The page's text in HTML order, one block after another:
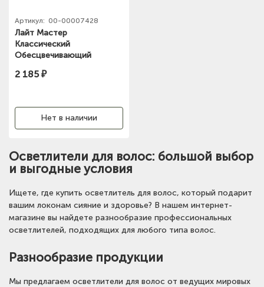
Артикул: 00-00007428
Лайт Мастер
Классический
Обесцвечивающий
500г Matrix
2 185 ₽
Нет в наличии
Осветлители для волос: большой выбор
и выгодные условия
Ищете, где купить осветлитель для волос, который подарит
вашим локонам сияние и здоровье? В нашем интернет-
магазине вы найдете разнообразие профессиональных
осветлителей, подходящих для любого типа волос.
Разнообразие продукции
Мы предлагаем осветлители для волос от ведущих мировых